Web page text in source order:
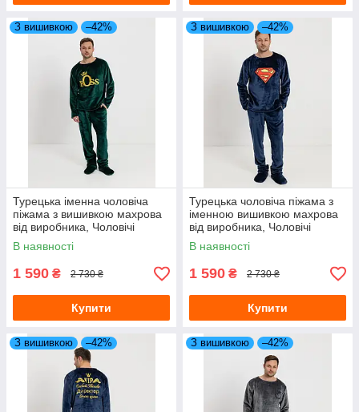
З вишивкою –42%
Турецька іменна чоловіча
піжама з вишивкою махрова
від виробника, Чоловічі
піжами та домашні костюми
В наявності
1 590 ₴ 2 730 ₴
Купити
З вишивкою –42%
Турецька чоловіча піжама з
іменною вишивкою махрова
від виробника, Чоловічі
піжами осінь-зима
В наявності
1 590 ₴ 2 730 ₴
Купити
З вишивкою –42% З вишивкою –42%